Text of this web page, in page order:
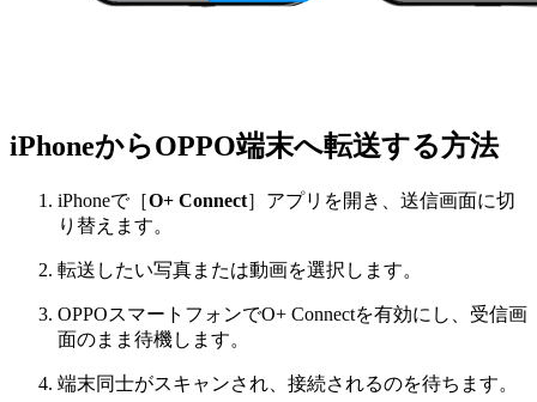
iPhoneからOPPO端末へ転送する方法
iPhoneで［O+ Connect］アプリを開き、送信画面に切
り替えます。
転送したい写真または動画を選択します。
OPPOスマートフォンでO+ Connectを有効にし、受信画
面のまま待機します。
端末同士がスキャンされ、接続されるのを待ちます。